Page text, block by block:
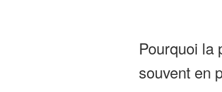
Pourquoi la
souvent en